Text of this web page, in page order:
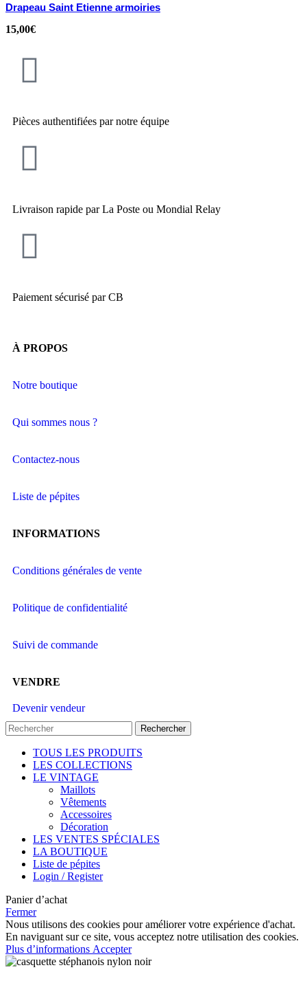
Drapeau Saint Etienne armoiries
15,00€
Pièces authentifiées par notre équipe
Livraison rapide par La Poste ou Mondial Relay
Paiement sécurisé par CB
À PROPOS
Notre boutique
Qui sommes nous ?
Contactez-nous
Liste de pépites
INFORMATIONS
Conditions générales de vente
Politique de confidentialité
Suivi de commande
VENDRE
Devenir vendeur
Rechercher
TOUS LES PRODUITS
LES COLLECTIONS
LE VINTAGE
Maillots
Vêtements
Accessoires
Décoration
LES VENTES SPÉCIALES
LA BOUTIQUE
Liste de pépites
Login / Register
Panier d’achat
Fermer
Nous utilisons des cookies pour améliorer votre expérience d'achat.
En naviguant sur ce site, vous acceptez notre utilisation des cookies.
Plus d’informations Accepter